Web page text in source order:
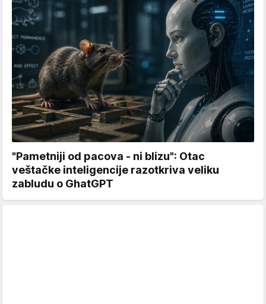
"Pametniji od pacova - ni blizu": Otac
veštačke inteligencije razotkriva veliku
zabludu o GhatGPT